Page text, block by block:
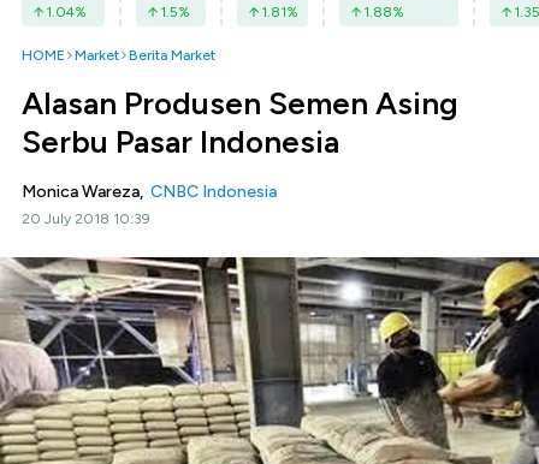
1.04% 1.5% 1.81% 1.88% 1.35
HOME Market Berita Market
Alasan Produsen Semen Asing
Serbu Pasar Indonesia
Monica Wareza, CNBC Indonesia
20 July 2018 10:39